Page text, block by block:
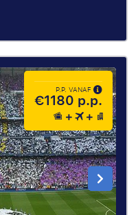
P.P. VANAF
€1180 p.p.